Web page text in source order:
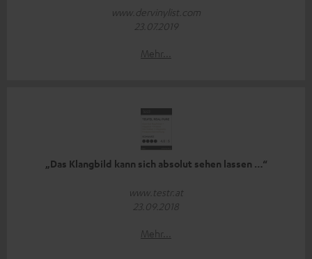
www.dervinylist.com
23.07.2019
Mehr...
„Das Klangbild kann sich absolut sehen lassen …“
www.testr.at
23.09.2018
Mehr...